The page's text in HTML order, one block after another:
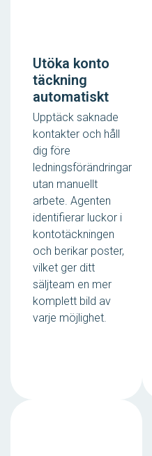
Utöka konto
täckning
automatiskt
Upptäck saknade
kontakter och håll
dig före
ledningsförändringar
utan manuellt
arbete. Agenten
identifierar luckor i
kontotäckningen
och berikar poster,
vilket ger ditt
säljteam en mer
komplett bild av
varje möjlighet.